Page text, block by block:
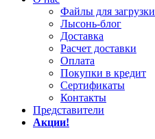
Файлы для загрузки
Лысонь-блог
Доставка
Расчет доставки
Оплата
Покупки в кредит
Сертификаты
Контакты
Представители
Акции!